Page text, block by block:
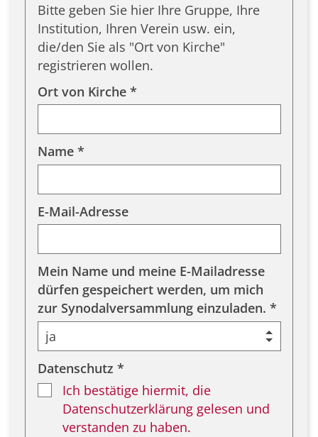
Bitte geben Sie hier Ihre Gruppe, Ihre
Institution, Ihren Verein usw. ein,
die/den Sie als "Ort von Kirche"
registrieren wollen.
Ort von Kirche *
Name *
E-Mail-Adresse
Mein Name und meine E-Mailadresse
dürfen gespeichert werden, um mich
zur Synodalversammlung einzuladen. *
Datenschutz *
Ich bestätige hiermit, die
Datenschutzerklärung gelesen und
verstanden zu haben.